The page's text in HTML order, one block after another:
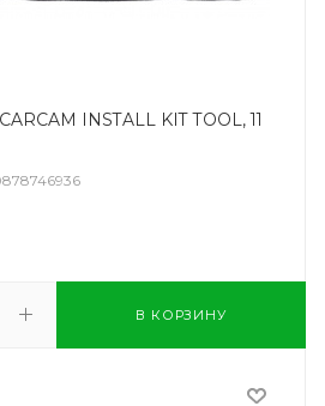
INSTALL KIT TOOL, 11
В КОРЗИНУ